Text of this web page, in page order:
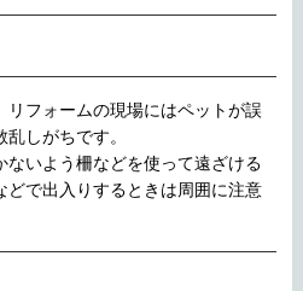
フォームの現場にはペットが誤
しがちです。
いよう柵などを使って遠ざける
どで出入りするときは周囲に注意